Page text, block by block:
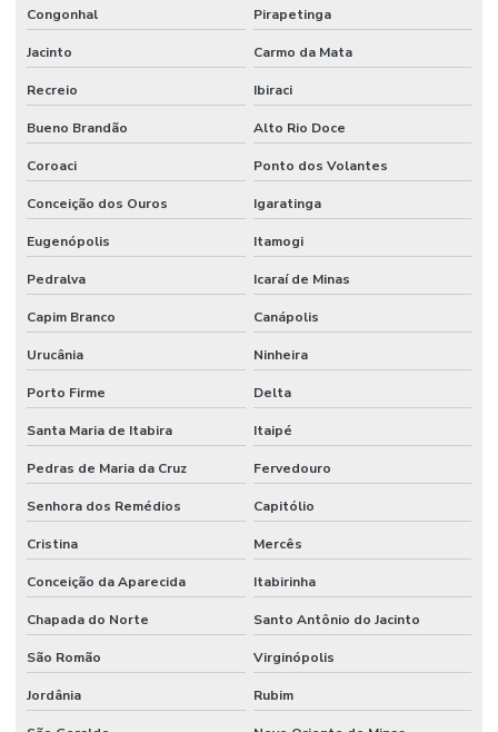
Congonhal Pirapetinga
Jacinto Carmo da Mata
Recreio Ibiraci
Bueno Brandão Alto Rio Doce
Coroaci Ponto dos Volantes
Conceição dos Ouros Igaratinga
Eugenópolis Itamogi
Pedralva Icaraí de Minas
Capim Branco Canápolis
Urucânia Ninheira
Porto Firme Delta
Santa Maria de Itabira Itaipé
Pedras de Maria da Cruz Fervedouro
Senhora dos Remédios Capitólio
Cristina Mercês
Conceição da Aparecida Itabirinha
Chapada do Norte Santo Antônio do Jacinto
São Romão Virginópolis
Jordânia Rubim